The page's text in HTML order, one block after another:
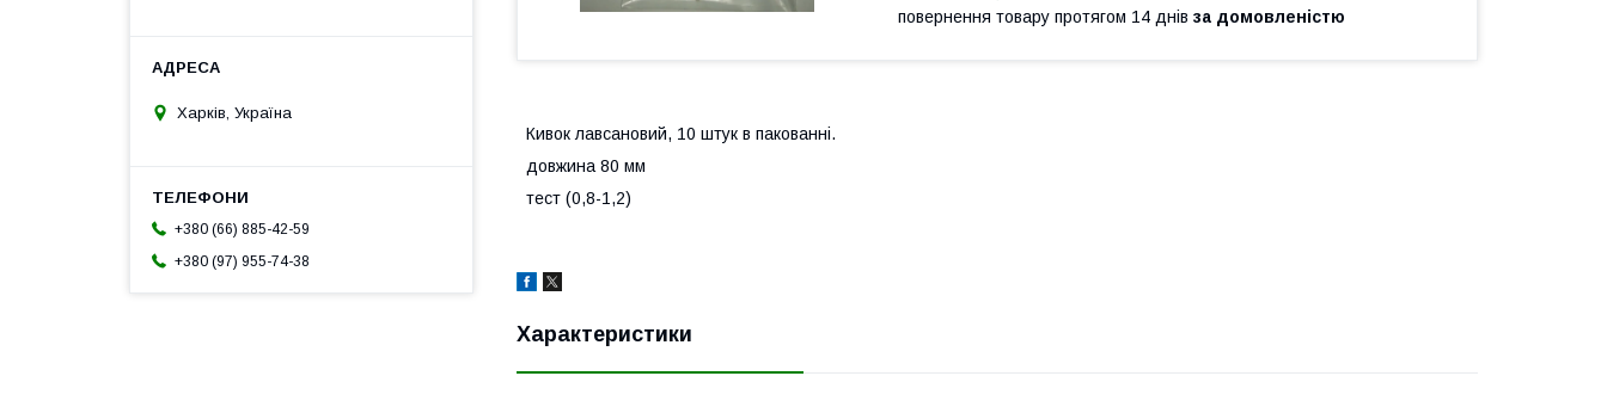
повернення товару протягом 14 днів за домовленістю
Кивок лавсановий, 10 штук в пакованні.
довжина 80 мм
тест (0,8-1,2)
Характеристики
Харків, Україна
+380 (66) 885-42-59
+380 (97) 955-74-38